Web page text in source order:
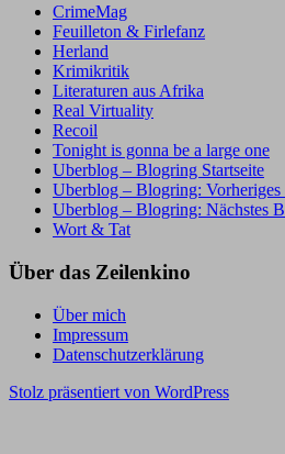
CrimeMag
Feuilleton & Firlefanz
Herland
Krimikritik
Literaturen aus Afrika
Real Virtuality
Recoil
Tonight is gonna be a large one
Uberblog – Blogring Startseite
Uberblog – Blogring:
Uberblog – Blogring: Nächstes
Wort & Tat
Über das Zeilenkino
Über mich
Impressum
Datenschutzerklärung
Stolz präsentiert von WordPress